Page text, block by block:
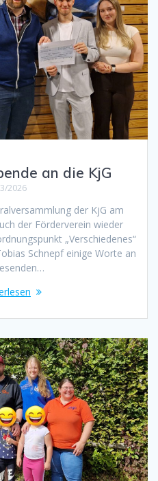
an die KjG
2026
der KjG am
der Förderverein wieder
„Verschiedenes“
Schnepf einige Worte an